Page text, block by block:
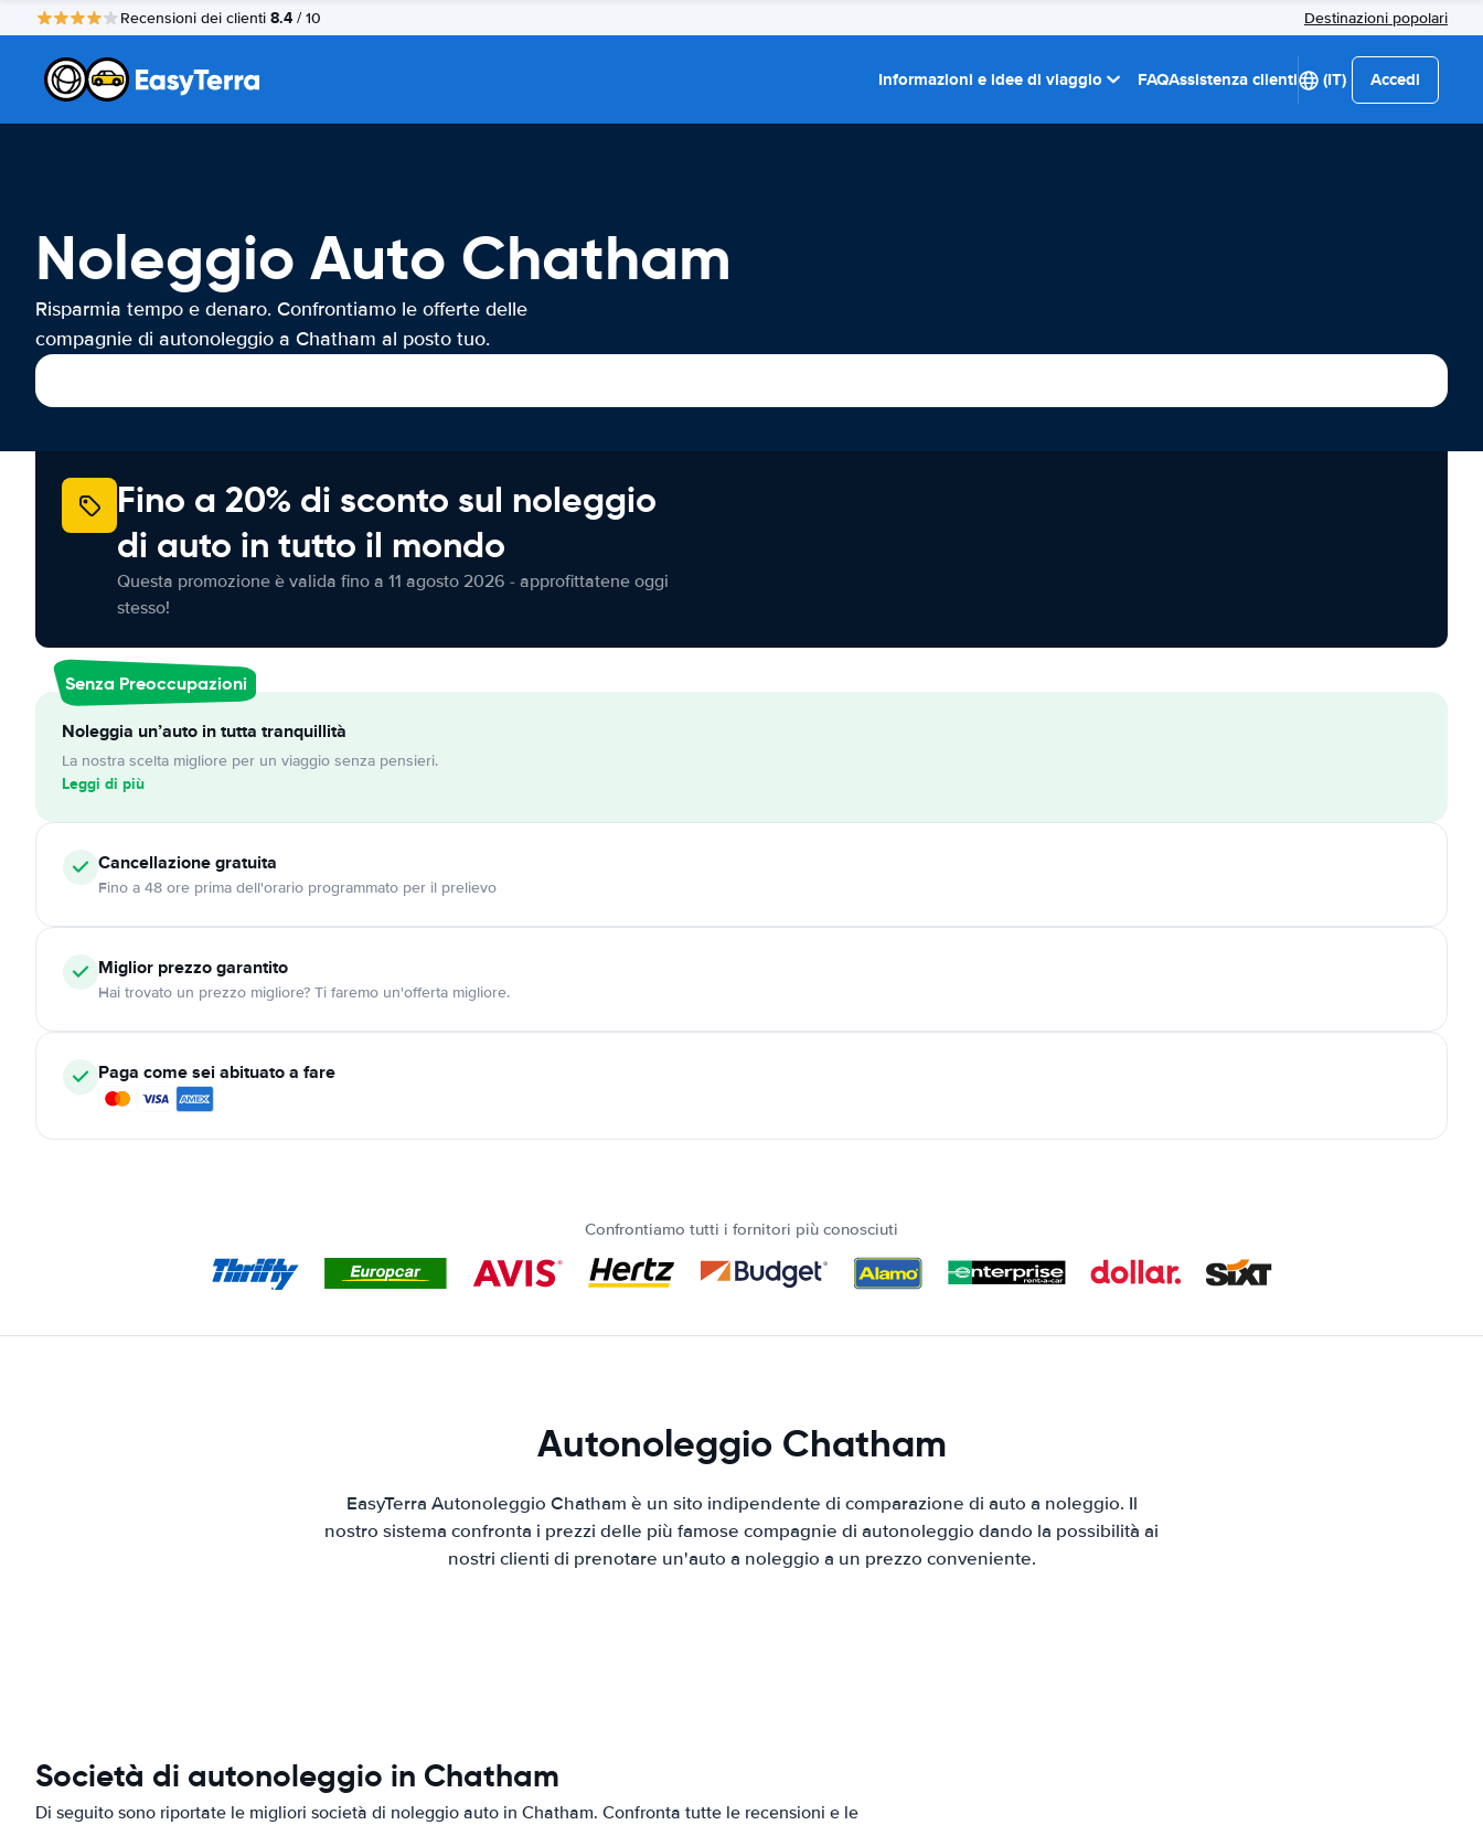
Recensioni dei clienti 8.4 / 10 Destinazioni popolari
Informazioni e idee di viaggio FAQAssistenza clienti (IT) Accedi
Noleggio Auto Chatham
Risparmia tempo e denaro. Confrontiamo le offerte delle
compagnie di autonoleggio a Chatham al posto tuo.
Fino a 20% di sconto sul noleggio
di auto in tutto il mondo
Questa promozione è valida fino a 11 agosto 2026 - approfittatene oggi
stesso!
Senza Preoccupazioni
Noleggia un’auto in tutta tranquillità
La nostra scelta migliore per un viaggio senza pensieri.
Leggi di più
Cancellazionegratuita
Fino a 48 ore prima dell'orario programmato per il prelievo
Miglior prezzo garantito
Hai trovato un prezzo migliore? Ti faremo un'offerta migliore.
Paga come sei abituato a fare
Confrontiamo tutti i fornitori più conosciuti
Autonoleggio Chatham
EasyTerra Autonoleggio Chatham è un sito indipendente di comparazione di auto a noleggio. Il
nostro sistema confronta i prezzi delle più famose compagnie di autonoleggio dando la possibilità ai
nostri clienti di prenotare un'auto a noleggio a un prezzo conveniente.
Società di autonoleggio in Chatham
Di seguito sono riportate le migliori società di noleggio auto in Chatham. Confronta tutte le recensioni e le